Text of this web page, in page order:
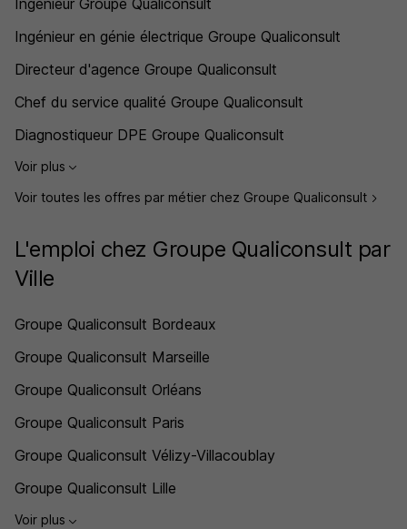
Ingénieur Groupe Qualiconsult
Ingénieur en génie électrique Groupe Qualiconsult
Directeur d'agence Groupe Qualiconsult
Chef du service qualité Groupe Qualiconsult
Diagnostiqueur DPE Groupe Qualiconsult
Voir plus
Voir toutes les offres par métier chez Groupe Qualiconsult
L'emploi chez Groupe Qualiconsult par
Ville
Groupe Qualiconsult Bordeaux
Groupe Qualiconsult Marseille
Groupe Qualiconsult Orléans
Groupe Qualiconsult Paris
Groupe Qualiconsult Vélizy-Villacoublay
Groupe Qualiconsult Lille
Voir plus